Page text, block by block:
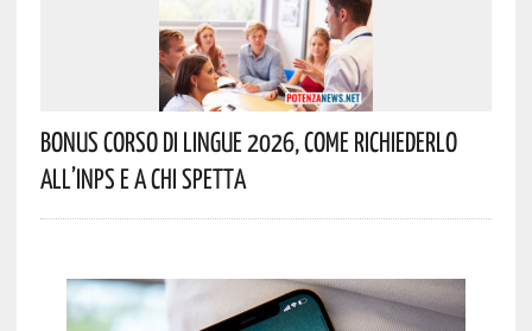
Bonus Corso Di Lingue 2026, Come Richiederlo
All’INPS E A Chi Spetta